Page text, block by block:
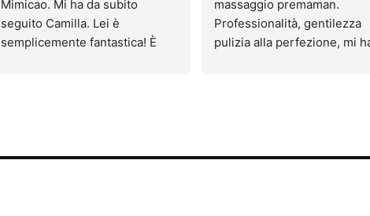
sembrata molto professionale;
inoltre cercava di giustificare il
dolore con varie spiegazioni,
parte non era stata fatta.
Mimicao. Mi ha da subito
seguito Camilla. Lei è
semplicemente fantastica! È
sentire ogni cliente speciale e a
massaggio premaman.
Professionalità, gentilezza
pulizia alla perfezione, mi
Consigliatissimo 😊